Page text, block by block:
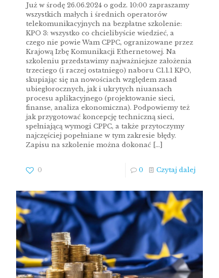
Już w środę 26.06.2024 o godz. 10:00 zapraszamy
wszystkich małych i średnich operatorów
telekomunikacyjnych na bezpłatne szkolenie:
KPO 3: wszystko co chcielibyście wiedzieć, a
czego nie powie Wam CPPC, ogranizowane przez
Krajową Izbę Komunikacji Ethernetowej. Na
szkoleniu przedstawimy najważniejsze założenia
trzeciego (i raczej ostatniego) naboru C1.1.1 KPO,
skupiając się na nowościach względem zasad
ubiegłorocznych, jak i ukrytych niuansach
procesu aplikacyjnego (projektowanie sieci,
finanse, analiza ekonomiczna). Podpowiemy też
jak przygotować koncepcję techniczną sieci,
spełniającą wymogi CPPC, a także przytoczymy
najczęściej popełniane w tym zakresie błędy.
Zapisu na szkolenie można dokonać […]
0 0 Czytaj dalej